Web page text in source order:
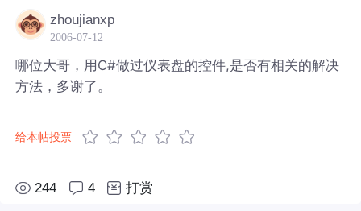
zhoujianxp
2006-07-12
哪位大哥，用C#做过仪表盘的控件,是否有相关的解决
方法，多谢了。
给本帖投票
244 4 打赏